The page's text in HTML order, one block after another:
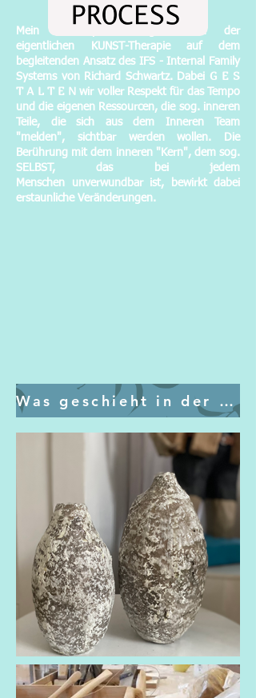
Mein Schwerpunkt liegt neben der
eigentlichen KUNST-Therapie auf dem
begleitenden Ansatz des IFS - Internal Family
Systems von Richard Schwartz. Dabei G E S
T A L T E N wir voller Respekt für das Tempo
und die eigenen Ressourcen,die sog. inneren
Teile, die sich aus dem Inneren Team
"melden", sichtbar werden wollen. Die
Berührung mit dem inneren "Kern", dem sog.
SELBST, das
bei jedem
Menschen
unverwundbar ist, bewirkt dabei
erstaunliche Veränderungen.
Was geschieht in der Therapie ?